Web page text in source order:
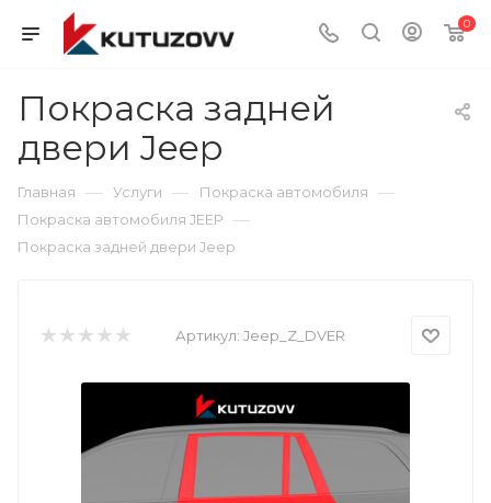
0
Покраска задней
двери Jeep
Главная — Услуги — Покраска автомобиля —
Покраска автомобиля JEEP —
Покраска задней двери Jeep
Артикул: Jeep_Z_DVER